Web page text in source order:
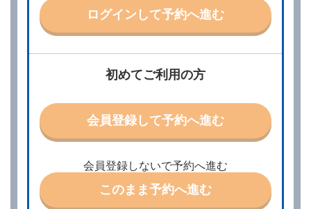
他の借受条件（以下「借受条件」といいます。）を明
示して予約の申込みを行うことができます。なお、当
社は、電話連絡並びに電子メールによる予約に応じま
責任を負わないものとします。
当社は、借受人から予約の申込みがあったときは、原
則として、当社の保有するレンタカーの範囲内で予約
特に認める場合を除き、別に定める予約申込金を支払
うものとします。
第３条（予約の変更）
借受人は、前条第１項の借受条件を変更しようとする
ときは、あらかじめ当社の承諾を受けなければならな
いものとします。
第４条（予約の取消し等）
初めてご利用の方
会員登録して予約へ進む
会員登録しないで予約へ進む
このまま予約へ進む
ログインして予約へ進む